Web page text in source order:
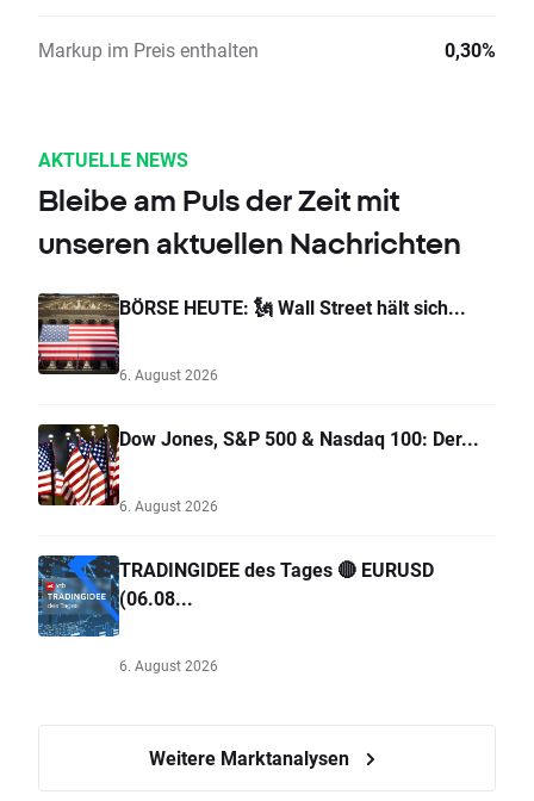
Markup im Preis enthalten 0,30%
AKTUELLE NEWS
Bleibe am Puls der Zeit mit
unseren aktuellen Nachrichten
BÖRSE HEUTE: 🗽 Wall Street hält sich...
6. August 2026
Dow Jones, S&P 500 & Nasdaq 100: Der...
6. August 2026
TRADINGIDEE des Tages 🔴 EURUSD
(06.08...
6. August 2026
Weitere Marktanalysen